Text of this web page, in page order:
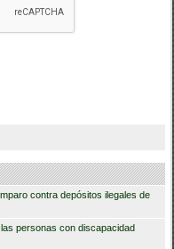
contra depósitos ilegales de
personas con discapacidad